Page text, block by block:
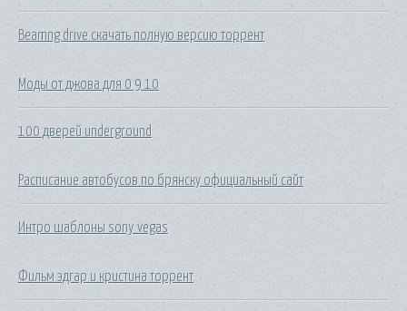
Beamng drive скачать полную версию торрент
Моды от джова для 0 9 10
100 дверей underground
Расписание автобусов по брянску официальный сайт
Интро шаблоны sony vegas
Фильм эдгар и кристина торрент